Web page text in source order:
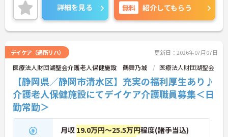
詳細を見る 無料 紹介してもらう
デイケア（通所リハ） 更新日：2026年07月07日
医療法人財団湖聖会介護老人保健施設 鶴舞乃城 医療法人財団湖聖会
【静岡県／静岡市清水区】充実の福利厚生あり♪
介護老人保健施設にてデイケア介護職員募集＜日
勤常勤＞
月収 19.0万円～25.5万円程度(諸手当込)